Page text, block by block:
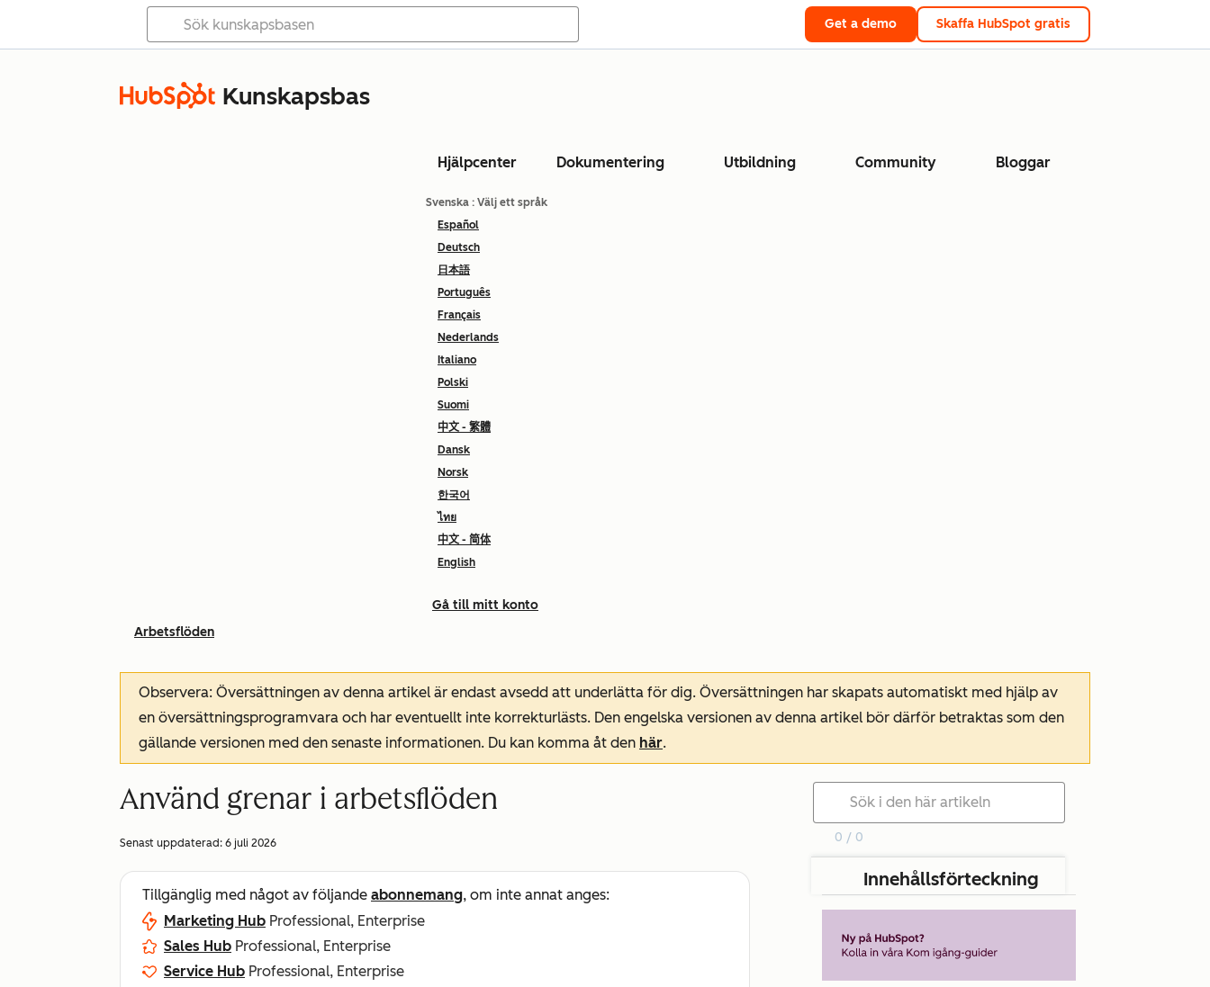
Get a demo Skaffa HubSpot gratis
Kunskapsbas
Hjälpcenter Dokumentering Utbildning Community Bloggar
Svenska : Välj ett språk
Español
Deutsch
日本語
Português
Français
Nederlands
Italiano
Polski
Suomi
中文 - 繁體
Dansk
Norsk
한국어
ไทย
中文 - 简体
English
Gå till mitt konto
Arbetsflöden
Observera: Översättningen av denna artikel är endast avsedd att underlätta för dig. Översättningen har skapats automatiskt med hjälp av
en översättningsprogramvara och har eventuellt inte korrekturlästs. Den engelska versionen av denna artikel bör därför betraktas som den
gällande versionen med den senaste informationen. Du kan komma åt den här.
Använd grenar i arbetsflöden
Senast uppdaterad: 6 juli 2026
Tillgänglig med något av följande abonnemang, om inte annat anges:
Marketing Hub Professional, Enterprise
Sales Hub Professional, Enterprise
Service Hub Professional, Enterprise
0 / 0
Innehållsförteckning